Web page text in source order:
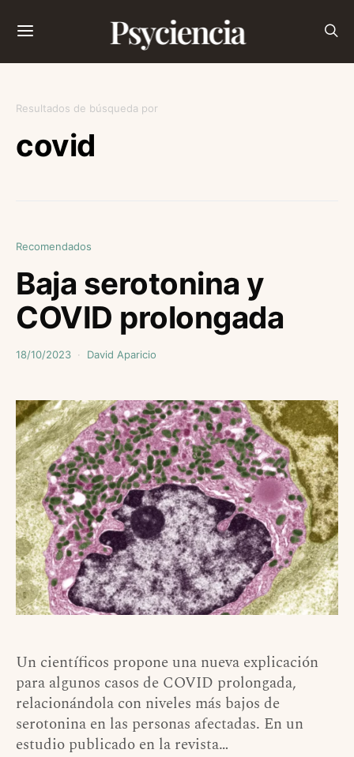
Psyciencia
Resultados de búsqueda por
covid
Recomendados
Baja serotonina y
COVID prolongada
18/10/2023 David Aparicio
Un científicos propone una nueva explicación
para algunos casos de COVID prolongada,
relacionándola con niveles más bajos de
serotonina en las personas afectadas. En un
estudio publicado en la revista…